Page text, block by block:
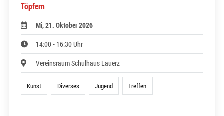
Töpfern
Mi, 21. Oktober 2026
14:00 - 16:30 Uhr
Vereinsraum Schulhaus Lauerz
Kunst Diverses Jugend Treffen